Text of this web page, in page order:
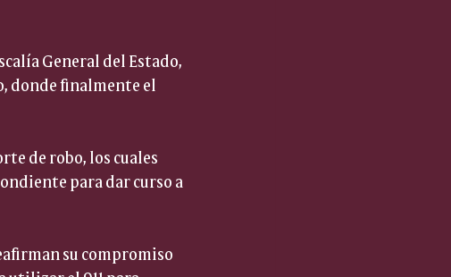
General del Estado,
donde finalmente el
de robo, los cuales
para dar curso a
su compromiso